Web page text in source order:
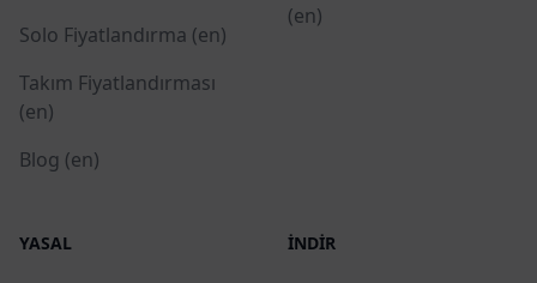
Solo Fiyatlandırma (en)
Takım Fiyatlandırması
(en)
Blog (en)
(en)
YASAL İNDIR